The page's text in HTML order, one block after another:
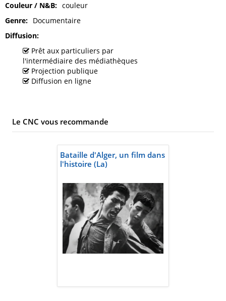
Couleur / N&B
couleur
Genre
Documentaire
Diffusion
Prêt aux particuliers par
l'intermédiaire des médiathèques
Projection publique
Diffusion en ligne
Le CNC vous recommande
Bataille d'Alger, un film dans
l'histoire (La)